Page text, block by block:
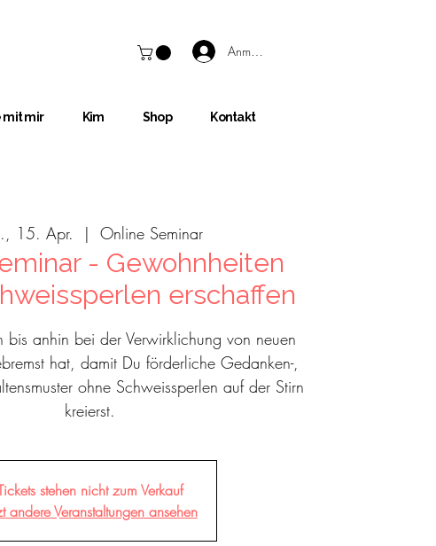
Anmelden
mit mir Kim Shop Kontakt
15. Apr.
  |
Online Seminar
- Gewohnheiten
erschaffen
bis anhin bei der Verwirklichung von neuen
hat, damit Du förderliche Gedanken-,
ohne Schweissperlen auf der Stirn
kreierst.
stehen nicht zum Verkauf
andere Veranstaltungen ansehen